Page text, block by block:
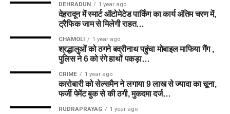
DEHRADUN 1 year ago
देहरादून में स्मार्ट ऑटोमेटेड पार्किंग का कार्य अंतिम चरण में,
ट्रैफिक जाम से मिलेगी राहत…
CHAMOLI 1 year ago
श्रद्धालुओं को ठगने बद्रीनाथ पहुंचा मोबाइल माफिया गैंग ,
पुलिस ने 6 को रंगे हाथों पकड़ा…
CRIME 1 year ago
कारोबारी को सेल्समैन ने लगाया 9 लाख से ज्यादा का चूना,
फर्जी पेमेंट बुक से की ठगी, मुकदमा दर्ज…
RUDRAPRAYAG 1 year ago